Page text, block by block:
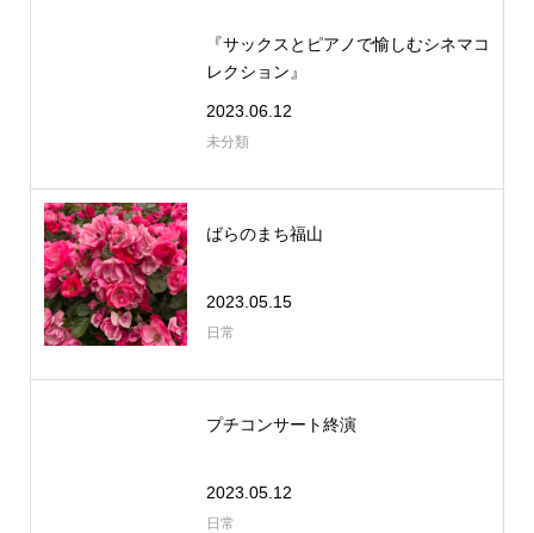
『サックスとピアノで愉しむシネマコ
レクション』
2023.06.12
未分類
ばらのまち福山
2023.05.15
日常
プチコンサート終演
2023.05.12
日常